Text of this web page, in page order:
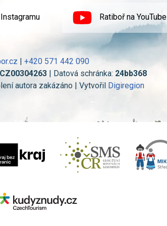
Ratiboř na YouTube
| +420 571 442 090
CZ00304263| Datová schránka: 24bb368
autora zakázáno | Vytvořil Digiregion